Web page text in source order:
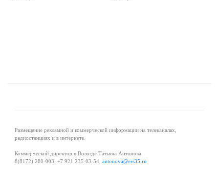
Размещение рекламной и коммерческой информации на телеканалах,
радиостанциях и в интернете.
Коммерческий директор в Вологде Татьяна Антонова
8(8172) 280-003, +7 921 235-03-54, antonova@ers35.ru